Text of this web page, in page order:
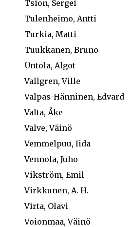
Tsion, Sergei
Tulenheimo, Antti
Turkia, Matti
Tuukkanen, Bruno
Untola, Algot
Vallgren, Ville
Valpas-Hänninen, Edvard
Valta, Åke
Valve, Väinö
Vemmelpuu, Iida
Vennola, Juho
Vikström, Emil
Virkkunen, A. H.
Virta, Olavi
Voionmaa, Väinö